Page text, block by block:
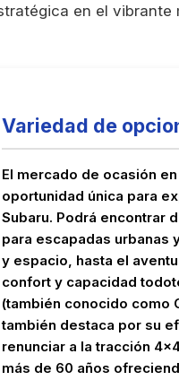
en el vibrante
Variedad de
El mercado de ocasión
oportunidad única para
Subaru. Podrá encontrar
para escapadas urbanas
y espacio, hasta el
confort y capacidad
(también conocido como
también destaca por su
renunciar a la tracción
más de 60 años